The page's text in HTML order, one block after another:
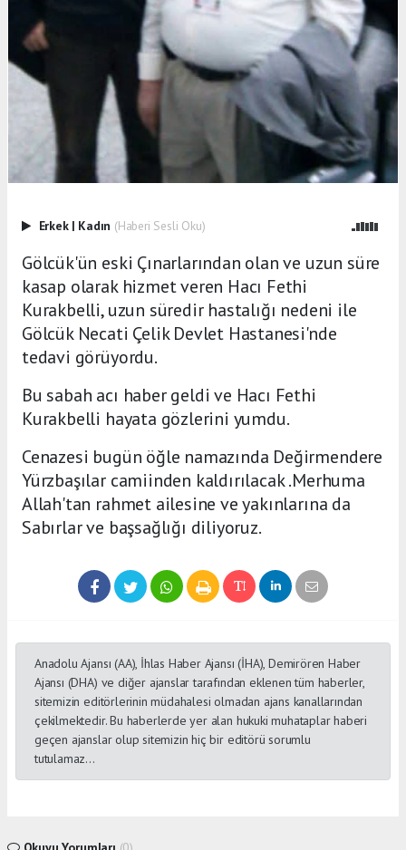
Erkek | Kadın (Haberi Sesli Oku)
Gölcük'ün eski Çınarlarından olan ve uzun süre
kasap olarak hizmet veren Hacı Fethi
Kurakbelli, uzun süredir hastalığı nedeni ile
Gölcük Necati Çelik Devlet Hastanesi'nde
tedavi görüyordu.
Bu sabah acı haber geldi ve Hacı Fethi
Kurakbelli hayata gözlerini yumdu.
Cenazesi bugün öğle namazında Değirmendere
Yürzbaşılar camiinden kaldırılacak .Merhuma
Allah'tan rahmet ailesine ve yakınlarına da
Sabırlar ve başsağlığı diliyoruz.
Anadolu Ajansı (AA), İhlas Haber Ajansı (İHA), Demirören Haber
Ajansı (DHA) ve diğer ajanslar tarafından eklenen tüm haberler,
sitemizin editörlerinin müdahalesi olmadan ajans kanallarından
çekilmektedir. Bu haberlerde yer alan hukuki muhataplar haberi
geçen ajanslar olup sitemizin hiç bir editörü sorumlu
tutulamaz...